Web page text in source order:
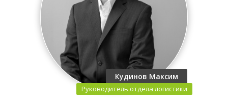
Кудинов Максим
Руководитель отдела логистики